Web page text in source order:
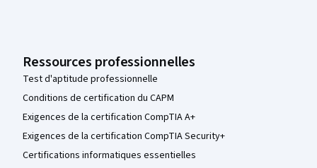
Ressources professionnelles
Test d'aptitude professionnelle
Conditions de certification du CAPM
Exigences de la certification CompTIA A+
Exigences de la certification CompTIA Security+
Certifications informatiques essentielles